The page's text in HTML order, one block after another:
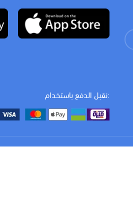
:نقبل الدفع باستخدام